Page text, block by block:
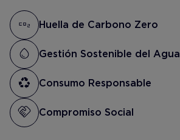
Huella de Carbono Zero
Gestión Sostenible del Agua
Consumo Responsable
Compromiso Social